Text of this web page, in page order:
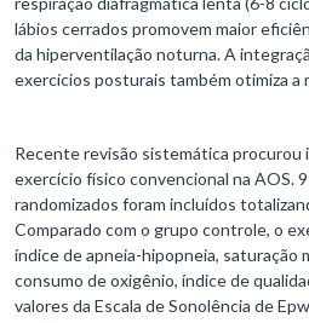
lábios cerrados promovem maior
da hiperventilação noturna. A
exercícios posturais também otimiza a
Recente revisão sistemática
exercício físico convencional na AOS.
randomizados foram incluídos
Comparado com o grupo controle, o
índice de apneia-hipopneia, saturação
consumo de oxigênio, índice de
valores da Escala de Sonolência de